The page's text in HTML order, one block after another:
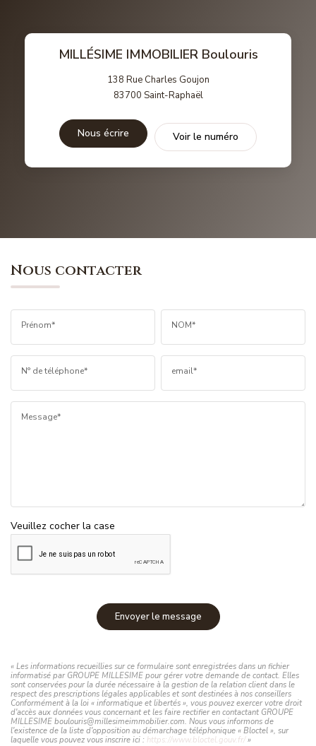
MILLÉSIME IMMOBILIER Boulouris
138 Rue Charles Goujon
83700 Saint-Raphaël
Nous écrire Voir le numéro
Nous contacter
Prénom* NOM*
N° de téléphone* email*
Message*
Veuillez cocher la case
Envoyer le message
« Les informations recueillies sur ce formulaire sont enregistrées dans un fichier
informatisé par GROUPE MILLESIME pour gérer votre demande de contact. Elles
sont conservées pour la durée nécessaire à la gestion de la relation client dans le
respect des prescriptions légales applicables et sont destinées à nos conseillers
Conformément à la loi « informatique et libertés », vous pouvez exercer votre droit
d'accès aux données vous concernant et les faire rectifier en contactant GROUPE
MILLESIME boulouris@millesimeimmobilier.com. Nous vous informons de
l'existence de la liste d'opposition au démarchage téléphonique « Bloctel », sur
laquelle vous pouvez vous inscrire ici : https://www.bloctel.gouv.fr/»